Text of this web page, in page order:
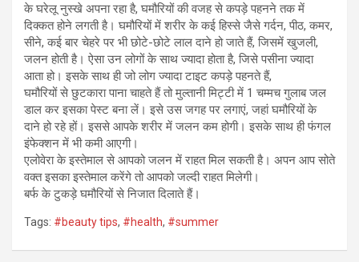
के घरेलू नुस्खे अपना रहा है, घमौरियों की वजह से कपड़े पहनने तक में
दिक्कत होने लगती है। घमौरियों में शरीर के कई हिस्से जैसे गर्दन, पीठ, कमर,
सीने, कई बार चेहरे पर भी छोटे-छोटे लाल दाने हो जाते हैं, जिसमें खुजली,
जलन होती है। ऐसा उन लोगों के साथ ज्यादा होता है, जिसे पसीना ज्यादा
आता हो। इसके साथ ही जो लोग ज्यादा टाइट कपड़े पहनते हैं,
घमौरियों से छुटकारा पाना चाहते हैं तो मुल्तानी मिट्टी में 1 चम्मच गुलाब जल
डाल कर इसका पेस्ट बना लें। इसे उस जगह पर लगाएं, जहां घमौरियों के
दाने हो रहे हों। इससे आपके शरीर में जलन कम होगी। इसके साथ ही फंगल
इंफेक्शन में भी कमी आएगी।
एलोवेरा के इस्तेमाल से आपको जलन में राहत मिल सकती है। अपन आप सोते
वक्त इसका इस्तेमाल करेंगे तो आपको जल्दी राहत मिलेगी।
बर्फ के टुकड़े घमौरियों से निजात दिलाते हैं।
Tags: #beauty tips, #health, #summer